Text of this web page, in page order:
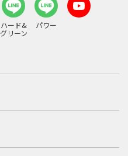
ハード&
グリーン
パワー